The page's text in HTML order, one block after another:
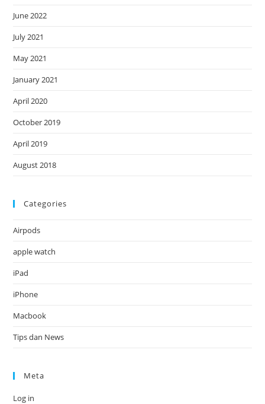
June 2022
July 2021
May 2021
January 2021
April 2020
October 2019
April 2019
August 2018
Categories
Airpods
apple watch
iPad
iPhone
Macbook
Tips dan News
Meta
Log in